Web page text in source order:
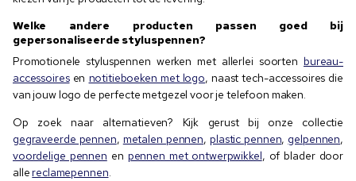
Welke andere producten passen goed bij
gepersonaliseerde styluspennen?
Promotionele styluspennen werken met allerlei soorten bureau-
accessoiresen notitieboeken met logo, naast tech-accessoires die
van jouw logo de perfecte metgezel voor je telefoon maken.
Op zoek naar alternatieven? Kijk gerust bij onze collectie
gegraveerde pennen, metalen pennen,plastic pennen, gelpennen,
voordelige pennen en pennen met ontwerpwikkel, of blader door
allereclamepennen.